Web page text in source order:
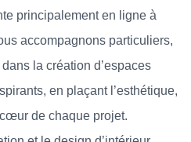
principalement en ligne à
accompagnons particuliers,
la création d’espaces
en plaçant l’esthétique,
de chaque projet.